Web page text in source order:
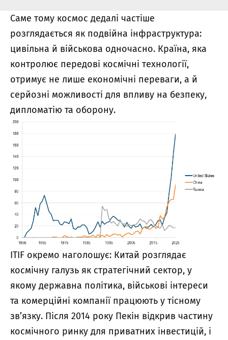
Саме тому космос дедалі частіше
розглядається як подвійна інфраструктура:
цивільна й військова одночасно. Країна, яка
контролює передові космічні технології,
отримує не лише економічні переваги, а й
серйозні можливості для впливу на безпеку,
дипломатію та оборону.
ITIF окремо наголошує: Китай розглядає
космічну галузь як стратегічний сектор, у
якому державна політика, військові інтереси
та комерційні компанії працюють у тісному
зв’язку. Після 2014 року Пекін відкрив частину
космічного ринку для приватних інвестицій, і